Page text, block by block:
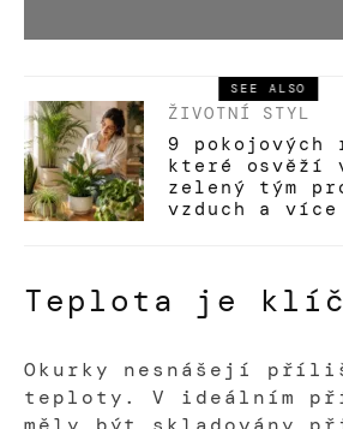
SEE ALSO
ŽIVOTNÍ STYL
9
které osvěží
zelený tým
vzduch a
Teplota je
Okurky nesnášejí
teploty. V ideálním